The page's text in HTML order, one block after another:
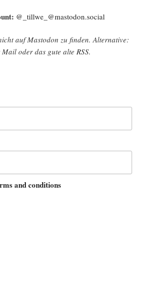
@_tillwe_@mastodon.social
auf Mast­o­don zu fin­den. Alter­na­ti­ve:
oder das gute alte RSS.
and conditions